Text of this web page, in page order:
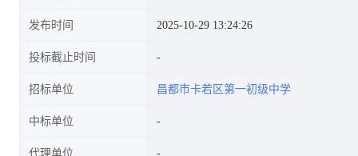
发布时间 2025-10-29 13:24:26
投标截止时间
招标单位 昌都市卡若区第一初级中学
中标单位
代理单位